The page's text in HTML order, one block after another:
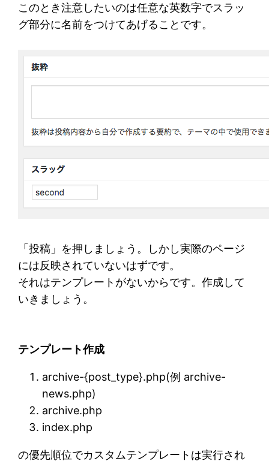
このとき注意したいのは任意な英数字でスラッ
グ部分に名前をつけてあげることです。
「投稿」を押しましょう。しかし実際のページ
には反映されていないはずです。
それはテンプレートがないからです。作成して
いきましょう。
テンプレート作成
archive-{post_type}.php(例 archive-
news.php)
archive.php
index.php
の優先順位でカスタムテンプレートは実行され